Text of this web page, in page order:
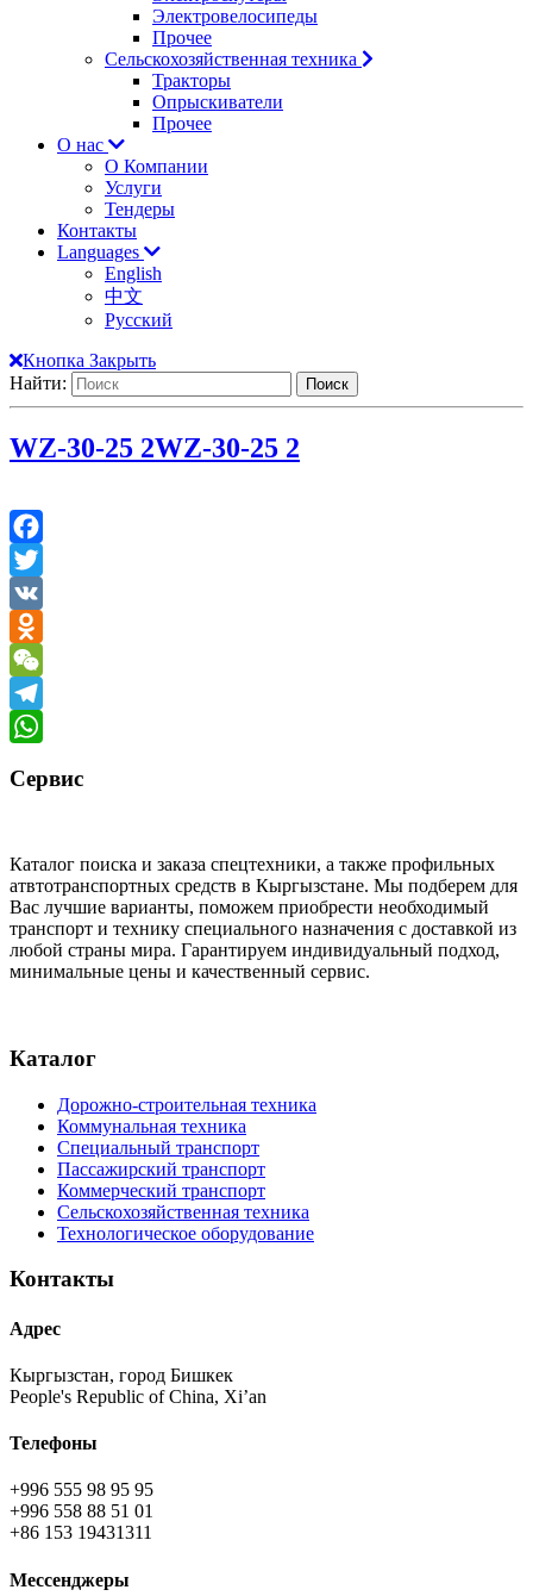
Электровелосипеды
Прочее
Сельскохозяйственная техника
Тракторы
Опрыскиватели
Прочее
О нас
О Компании
Услуги
Тендеры
Контакты
Languages
English
中文
Русский
Кнопка Закрыть
Найти:
WZ-30-25 2WZ-30-25 2
Facebook
Twitter
VK
Odnoklassniki
WeChat
Telegram
Сервис
Каталог поиска и заказа спецтехники, а также профильных
атвтотранспортных средств в Кыргызстане. Мы подберем для
Вас лучшие варианты, поможем приобрести необходимый
транспорт и технику специального назначения с доставкой из
любой страны мира. Гарантируем индивидуальный подход,
минимальные цены и качественный сервис.
Каталог
Дорожно-строительная техника
Коммунальная техника
Специальный транспорт
Пассажирский транспорт
Коммерческий транспорт
Сельскохозяйственная техника
Технологическое оборудование
Контакты
Адрес
Кыргызстан, город Бишкек
People's Republic of China, Xi’an
Телефоны
+996 555 98 95 95
+996 558 88 51 01
+86 153 19431311
Мессенджеры